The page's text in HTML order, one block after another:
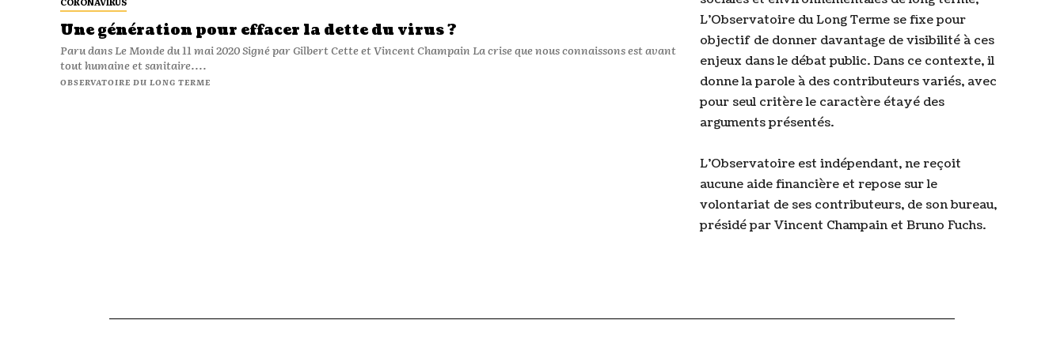
Une génération pour effacer la dette du virus ?
Paru dans Le Monde du 11 mai 2020 Signé par Gilbert Cette et Vincent Champain La crise que nous connaissons est avant
tout humaine et sanitaire....
OBSERVATOIRE DU LONG TERME
L’Observatoire du Long Terme se fixe pour
objectif de donner davantage de visibilité à ces
enjeux dans le débat public. Dans ce contexte, il
donne la parole à des contributeurs variés, avec
pour seul critère le caractère étayé des
arguments présentés.
L’Observatoire est indépendant, ne reçoit
aucune aide financière et repose sur le
volontariat de ses contributeurs, de son bureau,
présidé par Vincent Champain et Bruno Fuchs.